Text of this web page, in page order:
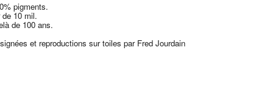
pigments.
10 mil.
de 100 ans.
et reproductions sur toiles par Fred Jourdain